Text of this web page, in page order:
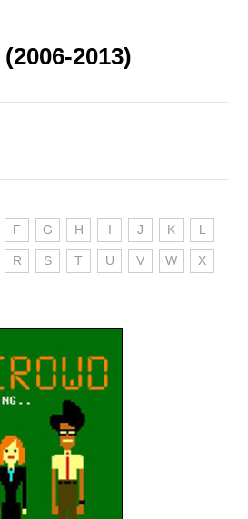
2013)
F G H I J K L
R S T U V W X